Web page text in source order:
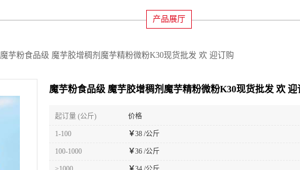
产品展厅
魔芋粉食品级 魔芋胶增稠剂魔芋精粉微粉K30现货批发 欢 迎订购
魔芋粉食品级 魔芋胶增稠剂魔芋精粉微粉K30现货批发 欢 迎
起订量 (公斤) 价格
1-100 ￥38 /公斤
100-1000 ￥36 /公斤